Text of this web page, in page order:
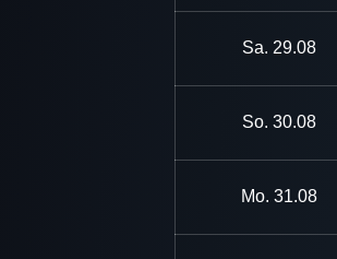
Sa. 29.08
So. 30.08
Mo. 31.08